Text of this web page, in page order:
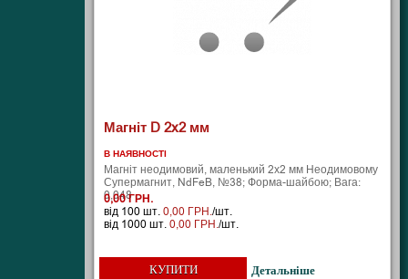
Магніт D 2x2 мм
В НАЯВНОСТІ
Магніт неодимовий, маленький 2х2 мм Неодимовому
Супермагнит, NdFeB, №38; Форма-шайбою; Вага:
0,048 ..
0,00 ГРН.
від 100 шт.0,00 ГРН./шт.
від 1000 шт.0,00 ГРН./шт.
КУПИТИ Детальніше